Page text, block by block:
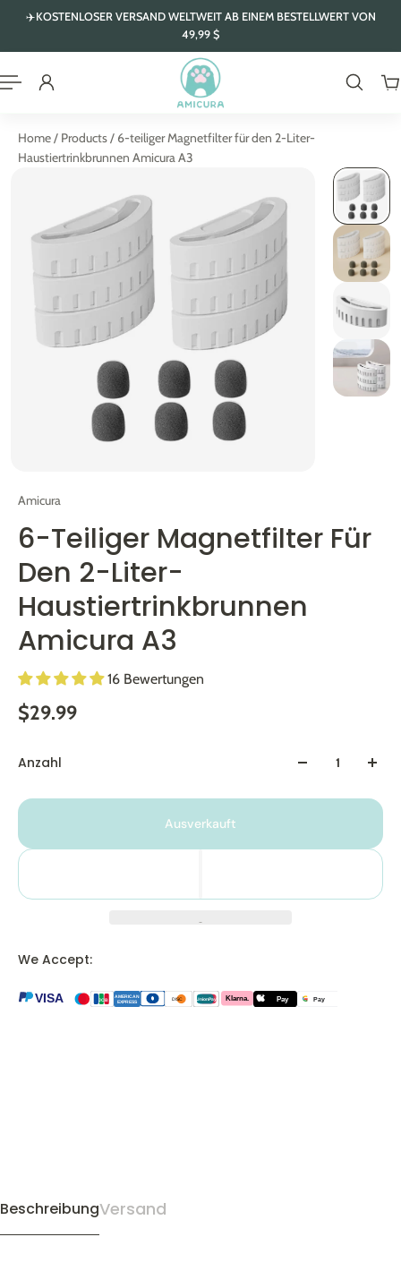
springen
✈️KOSTENLOSER VERSAND WELTWEIT AB EINEM BESTELLWERT VON
49,99 $
Home/ Products/ 6-teiliger Magnetfilter für den 2-Liter-
Haustiertrinkbrunnen Amicura A3
Amicura
6-Teiliger Magnetfilter Für
Den 2-Liter-
Haustiertrinkbrunnen
Amicura A3
16 Bewertungen
$29.99
Anzahl
Ausverkauft
We Accept:
VISA JCB
AMERICAN
EXPRESS
DISC UnionPay Klarna. Pay Pay
BeschreibungVersand